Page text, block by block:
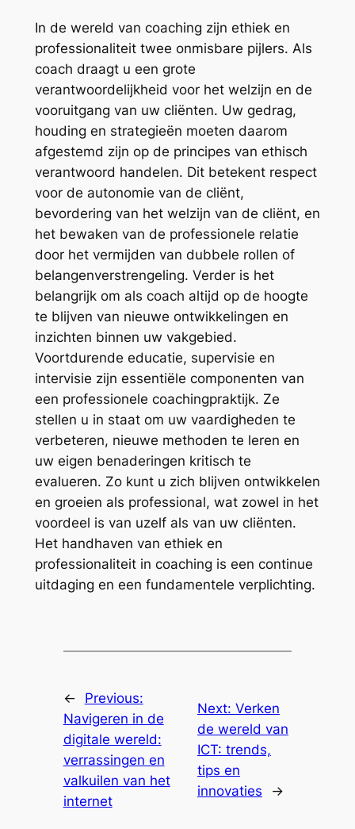
In de wereld van coaching zijn ethiek en
professionaliteit twee onmisbare pijlers. Als
coach draagt u een grote
verantwoordelijkheid voor het welzijn en de
vooruitgang van uw cliënten. Uw gedrag,
houding en strategieën moeten daarom
afgestemd zijn op de principes van ethisch
verantwoord handelen. Dit betekent respect
voor de autonomie van de cliënt,
bevordering van het welzijn van de cliënt, en
het bewaken van de professionele relatie
door het vermijden van dubbele rollen of
belangenverstrengeling. Verder is het
belangrijk om als coach altijd op de hoogte
te blijven van nieuwe ontwikkelingen en
inzichten binnen uw vakgebied.
Voortdurende educatie, supervisie en
intervisie zijn essentiële componenten van
een professionele coachingpraktijk. Ze
stellen u in staat om uw vaardigheden te
verbeteren, nieuwe methoden te leren en
uw eigen benaderingen kritisch te
evalueren. Zo kunt u zich blijven ontwikkelen
en groeien als professional, wat zowel in het
voordeel is van uzelf als van uw cliënten.
Het handhaven van ethiek en
professionaliteit in coaching is een continue
uitdaging en een fundamentele verplichting.
←
Previous:
Navigeren in de
digitale wereld:
verrassingen en
valkuilen van het
internet
Next: Verken
de wereld van
ICT: trends,
tips en
innovaties
→